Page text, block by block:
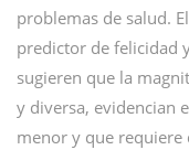
problemas de salud.
predictor de felicidad
sugieren que la
y diversa, evidencian
menor y que requiere